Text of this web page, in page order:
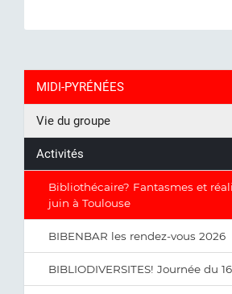
MIDI-PYRÉNÉES
Vie du groupe
Activités
Bibliothécaire? Fantasmes et
juin à Toulouse
BIBENBAR les rendez-vous 2026
BIBLIODIVERSITES! Journée du